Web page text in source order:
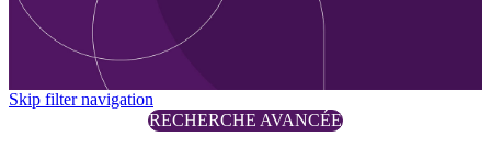
Skip filter navigation
RECHERCHE AVANCÉE